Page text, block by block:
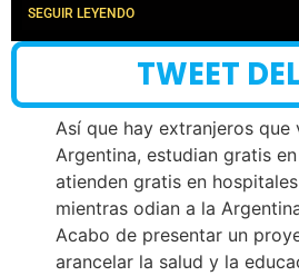
SEGUIR LEYENDO
TWEET
Así que hay extranjeros que
Argentina, estudian gratis
atienden gratis en
mientras odian a la
Acabo de presentar un
arancelar la salud y la